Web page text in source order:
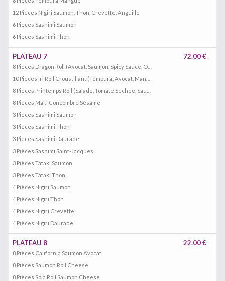
12 Pièces Nigiri Saumon, Thon, Crevette, Anguille
6 Pièces Sashimi Saumon
6 Pièces Sashimi Thon
PLATEAU 7
10 Pièces Iri Roll Croustillant (Tempura, Avocat, Mangue, Cheese)
8 Pièces Printemps Roll (Salade, Tomate Séchée, Saumon Fumé, Crevette, Avocat, Concombre, Mangue)
8 Pièces Maki Concombre Sésame
3 Pièces Sashimi Saumon
3 Pièces Sashimi Thon
3 Pièces Sashimi Daurade
3 Pièces Sashimi Saint-Jacques
3 Pièces Tataki Saumon
3 Pièces Tataki Thon
4 Pièces Nigiri Saumon
4 Pièces Nigiri Thon
4 Pièces Nigiri Crevette
4 Pièces Nigiri Daurade
72.00 €
PLATEAU 8
8 Pièces California Saumon Avocat
8 Pièces Saumon Roll Cheese
8 Pièces Soja Roll Saumon Cheese
22.00 €